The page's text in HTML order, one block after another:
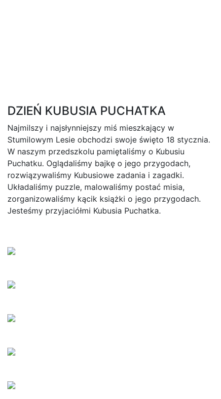
DZIEŃ KUBUSIA PUCHATKA
Najmilszy i najsłynniejszy miś mieszkający w
Stumilowym Lesie obchodzi swoje święto 18 stycznia.
W naszym przedszkolu pamiętaliśmy o Kubusiu
Puchatku. Oglądaliśmy bajkę o jego przygodach,
rozwiązywaliśmy Kubusiowe zadania i zagadki.
Układaliśmy puzzle, malowaliśmy postać misia,
zorganizowaliśmy kącik książki o jego przygodach.
Jesteśmy przyjaciółmi Kubusia Puchatka.